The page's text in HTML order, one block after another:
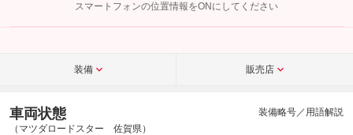
こちら
スマートフォンの位置情報をONにしてください
装備 販売店
車両状態
（マツダロードスター 佐賀県）
装備略号／用語解説